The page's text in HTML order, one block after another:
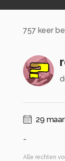
757 keer
29
-
Alle rechten